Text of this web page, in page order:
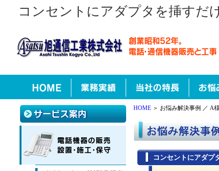
コンセントにアダプタを挿すだ
HOME ＞ お悩み解決事例 ／ A
コンセントにアダプ